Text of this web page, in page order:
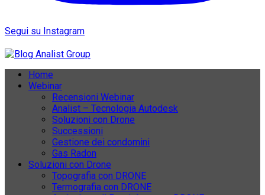
Segui su Instagram
Home
Webinar
Recensioni Webinar
Analist – Tecnologia Autodesk
Soluzioni con Drone
Successioni
Gestione dei condomini
Gas Radon
Soluzioni con Drone
Topografia con DRONE
Termografia con DRONE